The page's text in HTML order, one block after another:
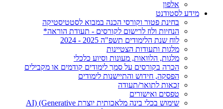
אלפון
מידע לסטודנט
בחינת פטור וקורסי הכנה במבוא לסטטיסטיקה
הנחיות ולוז לרישום לקורסים - תעודת הוראה*
לוח שנת הלימודים תשפ"ה 2025 - 2024
מלגות ותעודות הצטיינות
מלגות, הלוואות, מעונות וסיוע כלכלי
הכרה בקורסים על סמך לימודים קודמים או מקבילים
הפסקה, חידוש והתיישנות לימודים
זכאות לתואר/תעודה
טפסים ואישורים
שימוש בכלי בינה מלאכותית יוצרת AI) (Generative